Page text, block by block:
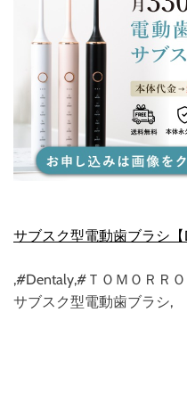
サブスク型電動歯ブラシ【
,#Dentaly,#ＴＯＭＯＲＲ
サブスク型電動歯ブラシ,